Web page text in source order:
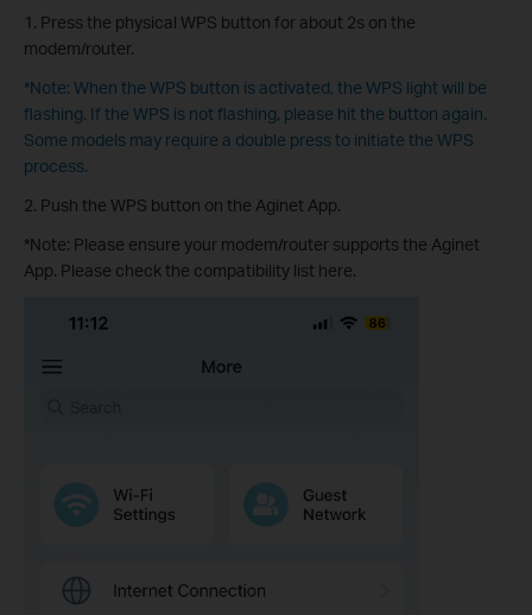
1. Press the physical WPS button for about 2s on the
modem/router.
*Note: When the WPS button is activated, the WPS light will be
flashing. If the WPS is not flashing, please hit the button again.
Some models may require a double press to initiate the WPS
process.
2. Push the WPS button on the Aginet App.
*Note: Please ensure your modem/router supports the Aginet
App. Please check the compatibility list here.